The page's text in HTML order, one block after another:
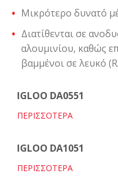
Μικρότερο δυνατό
Διατίθενται σε
αλουμινίου, καθώς
βαμμένοι σε λευκό
IGLOO DA0551
ΠΕΡΙΣΣΟΤΕΡΑ
IGLOO DA1051
ΠΕΡΙΣΣΟΤΕΡΑ